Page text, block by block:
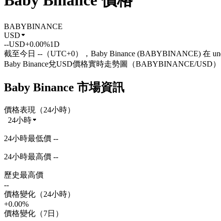
BABYBINANCE
USD
--USD+0.00%1D
截至今日 --（UTC+0），Baby Binance (BABYBINANCE) 在
Baby Binance兌USD價格實時走勢圖（BABYBINANCE/USD）
Baby Binance 市場資訊
價格表現（24小時）
24小時
24小時最低價 --
24小時最高價 --
歷史最高價
--
價格變化（24小時）
+0.00%
價格變化（7日）